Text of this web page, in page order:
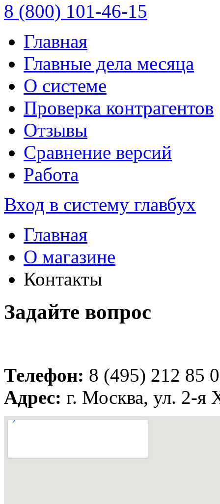
8 (800) 101-46-15
Главная
Главные дела месяца
О системе
Проверка контрагентов
Отзывы
Сравнение версий
Работа
Вход в систему главбух
Главная
О магазине
Контакты
Задайте вопрос
Телефон: 8 (495) 212 85
Адрес: г. Москва, ул. 2-я